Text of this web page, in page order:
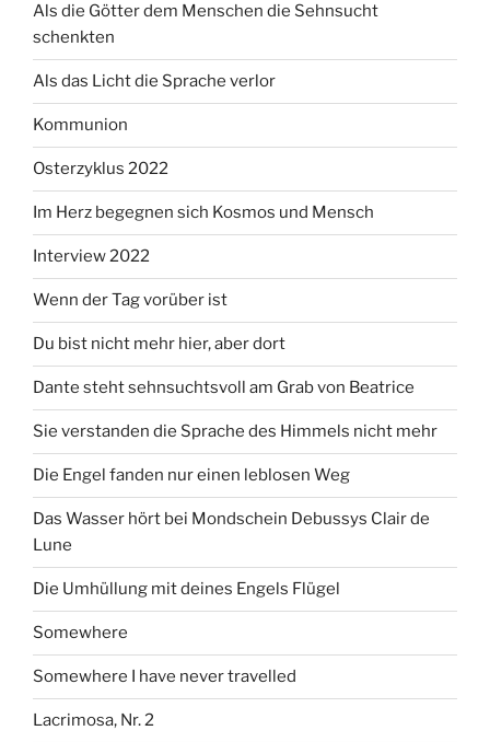
Als die Götter dem Menschen die Sehnsucht
schenkten
Als das Licht die Sprache verlor
Kommunion
Osterzyklus 2022
Im Herz begegnen sich Kosmos und Mensch
Interview 2022
Wenn der Tag vorüber ist
Du bist nicht mehr hier, aber dort
Dante steht sehnsuchtsvoll am Grab von Beatrice
Sie verstanden die Sprache des Himmels nicht mehr
Die Engel fanden nur einen leblosen Weg
Das Wasser hört bei Mondschein Debussys Clair de
Lune
Die Umhüllung mit deines Engels Flügel
Somewhere
Somewhere I have never travelled
Lacrimosa, Nr. 2